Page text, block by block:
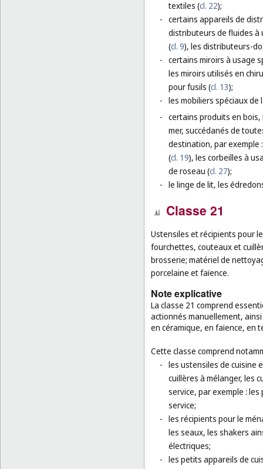
textiles (cl. 22);
- certains appareils de
distributeurs de fluides à
(cl. 9), les distributeurs-
- certains miroirs à usage
les miroirs utilisés en
pour fusils (cl. 13);
- les mobiliers spéciaux de
- certains produits en bois,
mer, succédanés de
destination, par exemple
(cl. 19), les corbeilles à
de roseau (cl. 27);
- le linge de lit, les
Classe 21
Ustensiles et récipients pour
fourchettes, couteaux et
brosserie; matériel de
porcelaine et faïence.
Note explicative
La classe 21 comprend
actionnés manuellement,
en céramique, en faïence, en
Cette classe comprend
- les ustensiles de cuisine
cuillères à mélanger, les
service, par exemple :
service;
- les récipients pour le
les seaux, les shakers
électriques;
- les petits appareils de